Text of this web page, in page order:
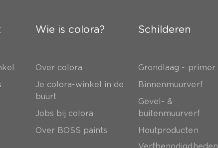
Wie is colora?
Over colora
Je colora-winkel in de
buurt
Jobs bij colora
Over BOSS paints
Schilderen
Grondlaag - primer
Binnenmuurverf
Gevel- &
buitenmuurverf
Houtproducten
Verfbenodigdheden